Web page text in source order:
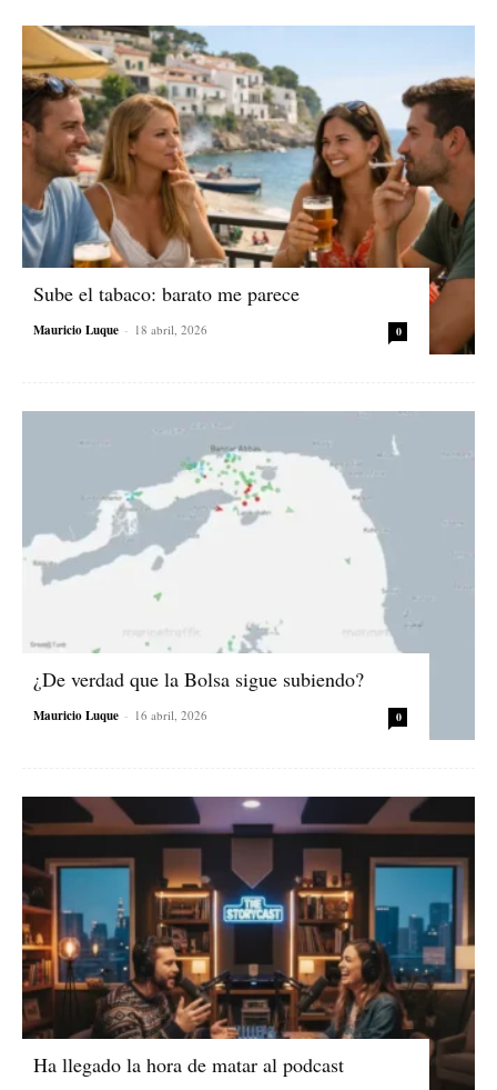
Sube el tabaco: barato me parece
Mauricio Luque - 18 abril, 2026 0
¿De verdad que la Bolsa sigue subiendo?
Mauricio Luque - 16 abril, 2026 0
Ha llegado la hora de matar al podcast